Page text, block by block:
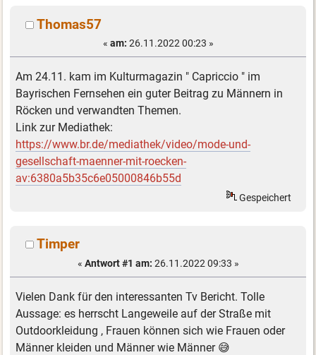
Thomas57
« am: 26.11.2022 00:23 »
Am 24.11. kam im Kulturmagazin " Capriccio " im
Bayrischen Fernsehen ein guter Beitrag zu Männern in
Röcken und verwandten Themen.
Link zur Mediathek:
https://www.br.de/mediathek/video/mode-und-
gesellschaft-maenner-mit-roecken-
av:6380a5b35c6e05000846b55d
Gespeichert
Timper
« Antwort #1 am: 26.11.2022 09:33 »
Vielen Dank für den interessanten Tv Bericht. Tolle
Aussage: es herrscht Langeweile auf der Straße mit
Outdoorkleidung , Frauen können sich wie Frauen oder
Männer kleiden und Männer wie Männer 😅